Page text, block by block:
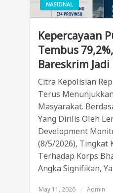
NASIONAL
Kepercayaan
Tembus
Bareskrim
Citra Kepolisian
Terus
Masyarakat.
Yang Dirilis Oleh
Development
(8/5/2026), Tingkat
Terhadap Korps
Angka Signifikan,
Posted
May 11, 2026 Admin